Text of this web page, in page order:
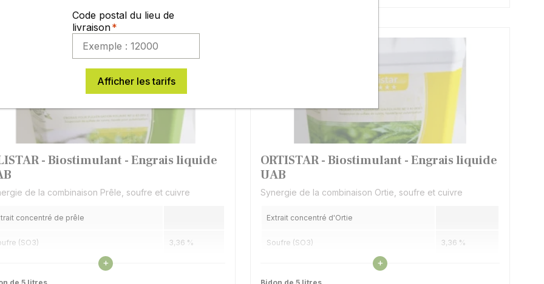
- Biostimulant - Engrais liquide
de la combinaison Prêle, soufre et cuivre
concentré de prêle
(SO3) 3,36 %
Voir les caractéristiques
+
ORTISTAR - Biostimulant - Engrais liquide
UAB
Synergie de la combinaison Ortie, soufre et cuivre
Extrait concentré d'Ortie
Soufre (SO3) 3,36 %
Voir les caractéristiques
+
Code postal du lieu de
livraison
Afficher les tarifs